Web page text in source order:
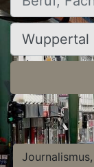
Ort, Stadt